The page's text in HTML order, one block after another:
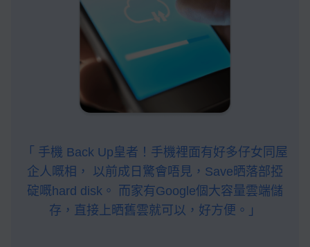
「 手機 Back Up皇者！手機裡面有好多仔女同屋
企人嘅相， 以前成日驚會唔見，Save晒落部掗
碇嘅hard disk。 而家有Google個大容量雲端儲
存，直接上晒舊雲就可以，好方便。」